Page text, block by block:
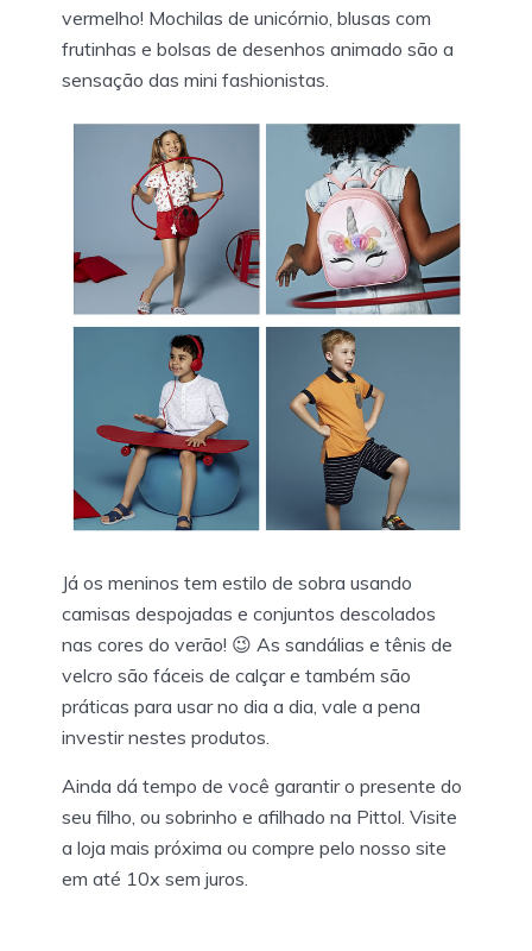
vermelho! Mochilas de unicórnio, blusas com
frutinhas e bolsas de desenhos animado são a
sensação das mini fashionistas.
Já os meninos tem estilo de sobra usando
camisas despojadas e conjuntos descolados
nas cores do verão! 😉 As sandálias e tênis de
velcro são fáceis de calçar e também são
práticas para usar no dia a dia, vale a pena
investir nestes produtos.
Ainda dá tempo de você garantir o presente do
seu filho, ou sobrinho e afilhado na Pittol. Visite
a loja mais próxima ou compre pelo nosso site
em até 10x sem juros.